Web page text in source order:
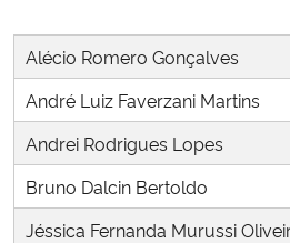
Ministério da Agricultura, Pecuária e
Ministério da Educação
Alécio Romero Gonçalves
André Luiz Faverzani Martins
Andrei Rodrigues Lopes
Bruno Dalcin Bertoldo
Jéssica Fernanda Murussi